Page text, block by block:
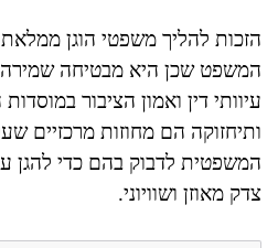
הזכות להליך משפטי הוגן
המשפט שכן היא מבטיחה שמירה
עיוותי דין ואמון הציבור
ותיחזוקה הם מחוזות מרכזיים
המשפטית לדבוק בהם כדי להגן
צדק מאוזן ושוויוני.